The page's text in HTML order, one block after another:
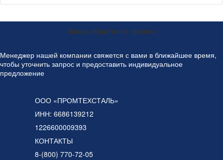
Заказ обратного звонка
Менеджер нашей компании свяжется с вами в ближайшее время,
чтобы уточнить запрос и предоставить индивидуальное
предложение
ООО «ПРОМТЕХСТАЛЬ»
ИНН: 6686139212
1226600009393
КОНТАКТЫ
8-(800) 770-72-05